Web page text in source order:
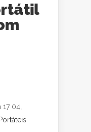
17 04,
Portáteis